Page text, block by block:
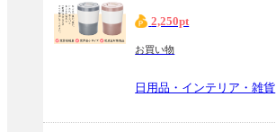
2,250pt
お買い物
日用品・インテリア・雑貨